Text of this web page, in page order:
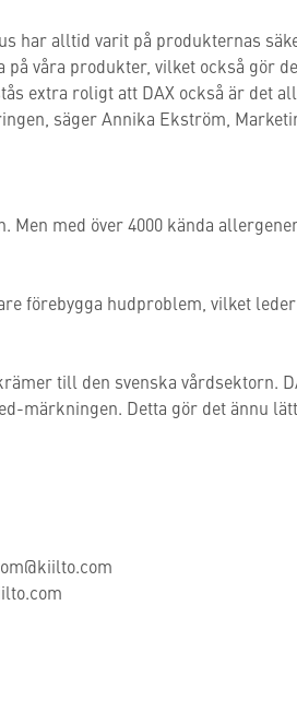
har alltid varit på produkternas
våra produkter, vilket också gör
extra roligt att DAX också är det
säger Annika Ekström,
med över 4000 kända
förebygga hudproblem, vilket
till den svenska vårdsektorn.
märkningen. Detta gör det ännu